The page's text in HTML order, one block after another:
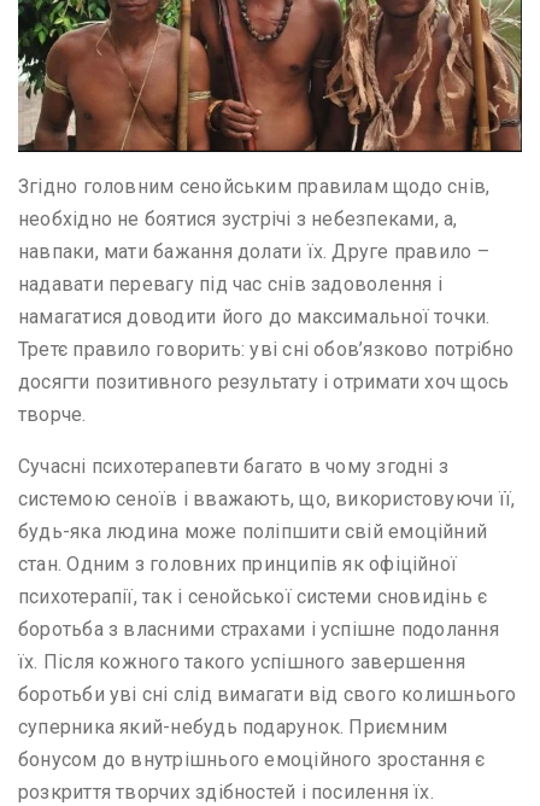
Згідно головним сенойським правилам щодо снів,
необхідно не боятися зустрічі з небезпеками, а,
навпаки, мати бажання долати їх. Друге правило –
надавати перевагу під час снів задоволення і
намагатися доводити його до максимальної точки.
Третє правило говорить: уві сні обов’язково потрібно
досягти позитивного результату і отримати хоч щось
творче.
Сучасні психотерапевти багато в чому згодні з
системою сеноїв і вважають, що, використовуючи її,
будь-яка людина може поліпшити свій емоційний
стан. Одним з головних принципів як офіційної
психотерапії, так і сенойської системи сновидінь є
боротьба з власними страхами і успішне подолання
їх. Після кожного такого успішного завершення
боротьби уві сні слід вимагати від свого колишнього
суперника який-небудь подарунок. Приємним
бонусом до внутрішнього емоційного зростання є
розкриття творчих здібностей і посилення їх.